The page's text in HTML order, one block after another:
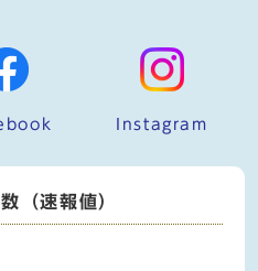
Instagram
（速報値）